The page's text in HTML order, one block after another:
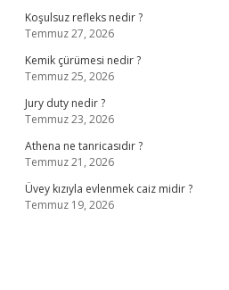
Koşulsuz refleks nedir ?
Temmuz 27, 2026
Kemik çürümesi nedir ?
Temmuz 25, 2026
Jury duty nedir ?
Temmuz 23, 2026
Athena ne tanricasıdır ?
Temmuz 21, 2026
Üvey kızıyla evlenmek caiz midir ?
Temmuz 19, 2026